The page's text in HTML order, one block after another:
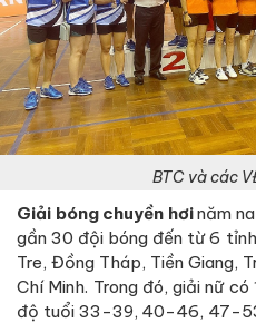
BTC và các
Giải bóng chuyền hơinăm
gần 30 đội bóng đến từ 6
Tre, Đồng Tháp, Tiền Giang,
Chí Minh. Trong đó, giải nữ
độ tuổi 33-39, 40-46, 47-